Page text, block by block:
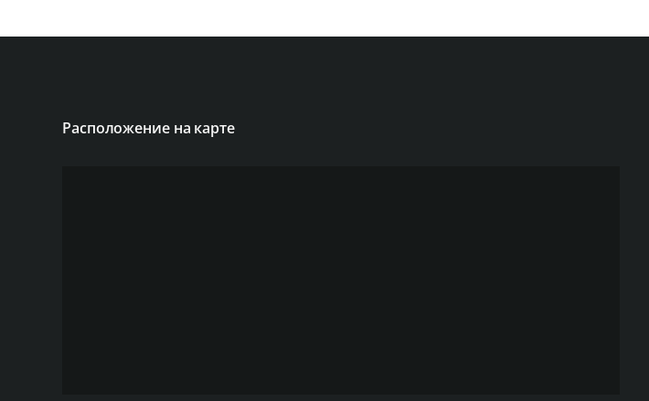
Расположение на карте